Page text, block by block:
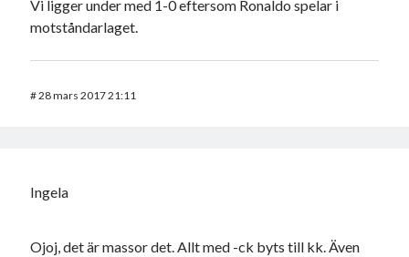
Vi ligger under med 1-0 eftersom Ronaldo spelar i
motståndarlaget.
#28 mars 2017 21:11
Ingela
Ojoj, det är massor det. Allt med -ck byts till kk. Även